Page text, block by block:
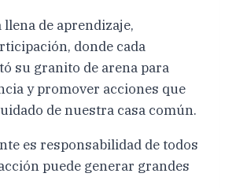
de aprendizaje,
donde cada
su granito de arena para
y promover acciones que
de nuestra casa común.
es responsabilidad de todos
puede generar grandes